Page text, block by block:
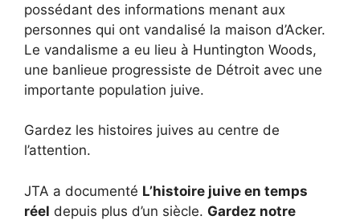
possédant des informations menant aux
personnes qui ont vandalisé la maison d’Acker.
Le vandalisme a eu lieu à Huntington Woods,
une banlieue progressiste de Détroit avec une
importante population juive.
Gardez les histoires juives au centre de
l’attention.
JTA a documenté L’histoire juive en temps
réel depuis plus d’un siècle. Gardez notre